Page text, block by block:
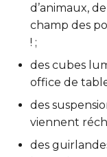
d’animaux,
champ des
! ;
des cubes
office de
des
viennent
des